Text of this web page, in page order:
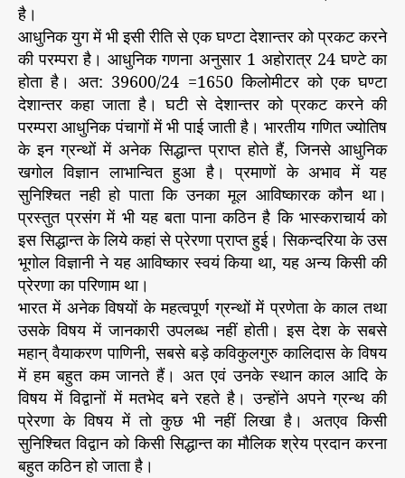
है।
आधुनिक युग में भी इसी रीति से एक घण्टा देशान्तर को प्रकट करने
की परम्परा है। आधुनिक गणना अनुसार 1 अहोरात्र 24 घण्टे का
होता है। अत: 39600/24 =1650 किलोमीटर को एक घण्टा
देशान्तर कहा जाता है। घटी से देशान्तर को प्रकट करने की
परम्परा आधुनिक पंचागों में भी पाई जाती है। भारतीय गणित ज्योतिष
के इन ग्रन्थों में अनेक सिद्धान्त प्राप्त होते हैं, जिनसे आधुनिक
खगोल विज्ञान लाभान्वित हुआ है। प्रमाणों के अभाव में यह
सुनिश्चित नही हो पाता कि उनका मूल आविष्कारक कौन था।
प्रस्तुत प्रसंग में भी यह बता पाना कठिन है कि भास्कराचार्य को
इस सिद्धान्त के लिये कहां से प्रेरणा प्राप्त हुई। सिकन्दरिया के उस
भूगोल विज्ञानी ने यह आविष्कार स्वयं किया था, यह अन्य किसी की
प्रेरणा का परिणाम था।
भारत में अनेक विषयों के महत्वपूर्ण ग्रन्थों में प्रणेता के काल तथा
उसके विषय में जानकारी उपलब्ध नहीं होती। इस देश के सबसे
महान् वैयाकरण पाणिनी, सबसे बड़े कविकुलगुरु कालिदास के विषय
में हम बहुत कम जानते हैं। अत एवं उनके स्थान काल आदि के
विषय में विद्वानों में मतभेद बने रहते है। उन्होंने अपने ग्रन्थ की
प्रेरणा के विषय में तो कुछ भी नहीं लिखा है। अतएव किसी
सुनिश्चित विद्वान को किसी सिद्धान्त का मौलिक श्रेय प्रदान करना
बहुत कठिन हो जाता है।